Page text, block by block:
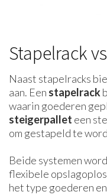
Stapelrack
Naast stapelracks
aan. Een stapelrack
waarin goederen
steigerpallet een
om gestapeld te
Beide systemen
flexibele
het type goederen